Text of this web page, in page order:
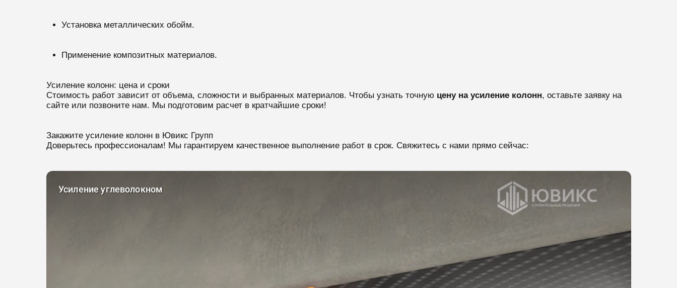
Установка металлических обойм.
Применение композитных материалов.
Усиление колонн: цена и сроки
Стоимость работ зависит от объема, сложности и выбранных материалов. Чтобы узнать точную цену на усиление колонн, оставьте заявку на
сайте или позвоните нам. Мы подготовим расчет в кратчайшие сроки!
Закажите усиление колонн в Ювикс Групп
Доверьтесь профессионалам! Мы гарантируем качественное выполнение работ в срок. Свяжитесь с нами прямо сейчас: